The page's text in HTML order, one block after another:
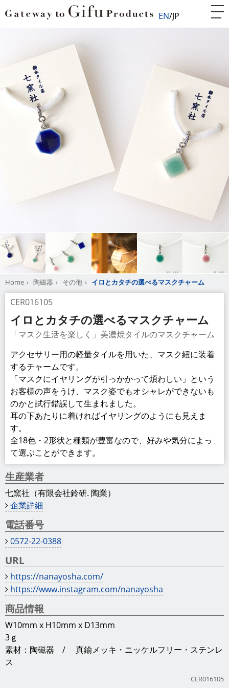
EN JP
Home 陶磁器 その他 イロとカタチの選べるマスクチャーム
CER016105
イロとカタチの選べるマスクチャーム
「マスク生活を楽しく」美濃焼タイルのマスクチャーム
アクセサリー用の軽量タイルを用いた、マスク紐に装着
するチャームです。
「マスクにイヤリングが引っかかって煩わしい」という
お客様の声をうけ、マスク姿でもオシャレができないも
のかと試行錯誤して生まれました。
耳の下あたりに着ければイヤリングのようにも見えま
す。
全18色・2形状と種類が豊富なので、好みや気分によっ
て選ぶことができます。
生産業者
七窯社（有限会社鈴研. 陶業）
企業詳細
電話番号
0572-22-0388
URL
https://nanayosha.com/
https://www.instagram.com/nanayosha
商品情報
W10mm x H10mm x D13mm
3ｇ
素材：陶磁器 / 真鍮メッキ・ニッケルフリー・ステンレ
ス
CER016105